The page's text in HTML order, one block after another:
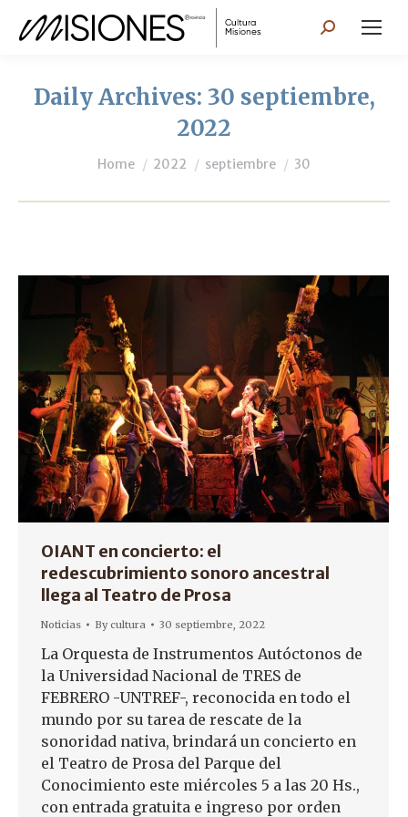
Search:
Daily Archives: 30 septiembre,
2022
You are here:
Home 2022 septiembre 30
OIANT en concierto: el
redescubrimiento sonoro ancestral
llega al Teatro de Prosa
Noticias Bycultura 30 septiembre, 2022
La Orquesta de Instrumentos Autóctonos de
la Universidad Nacional de TRES de
FEBRERO -UNTREF-, reconocida en todo el
mundo por su tarea de rescate de la
sonoridad nativa, brindará un concierto en
el Teatro de Prosa del Parque del
Conocimiento este miércoles 5 a las 20 Hs.,
con entrada gratuita e ingreso por orden